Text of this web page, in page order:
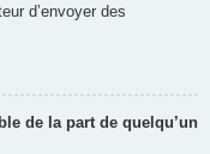
d’envoyer des
de la part de quelqu’un